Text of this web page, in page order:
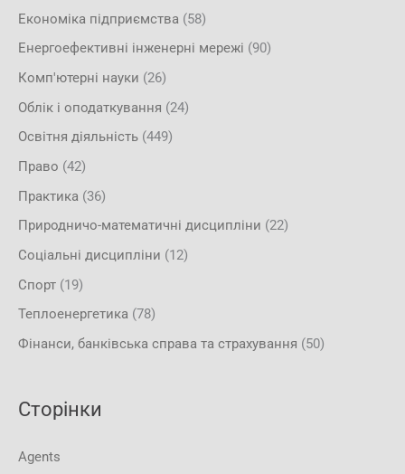
Економіка підприємства (58)
Енергоефективні інженерні мережі (90)
Комп'ютерні науки (26)
Облік і оподаткування (24)
Освітня діяльність (449)
Право (42)
Практика (36)
Природничо-математичні дисципліни (22)
Соціальні дисципліни (12)
Спорт (19)
Теплоенергетика (78)
Фінанси, банківська справа та страхування (50)
Сторінки
Agents